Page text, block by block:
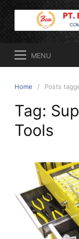
Skip
to
content
MENU
Home Posts
Tag:
Tools